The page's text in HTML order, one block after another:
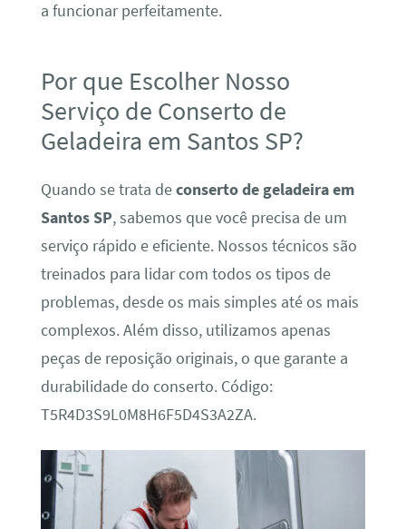
a funcionar perfeitamente.
Por que Escolher Nosso
Serviço de Conserto de
Geladeira em Santos SP?
Quando se trata deconserto de geladeira em
Santos SP, sabemos que você precisa de um
serviço rápido e eficiente. Nossos técnicos são
treinados para lidar com todos os tipos de
problemas, desde os mais simples até os mais
complexos. Além disso, utilizamos apenas
peças de reposição originais, o que garante a
durabilidade do conserto. Código:
T5R4D3S9L0M8H6F5D4S3A2ZA.